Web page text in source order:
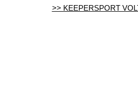
>> KEEPERSPORT